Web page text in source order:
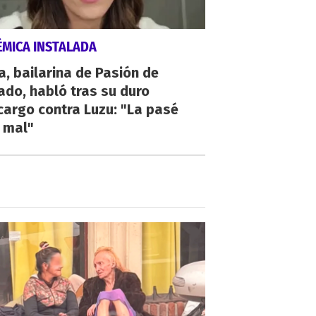
INSTALADA
bailarina de Pasión de
habló tras su duro
contra Luzu: "La pasé
mal"